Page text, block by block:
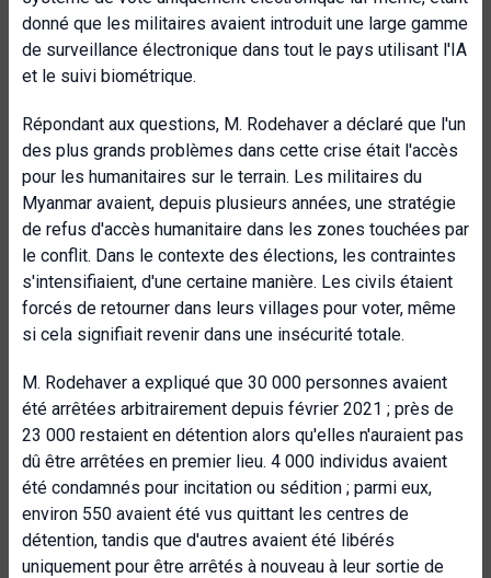
donné que les militaires avaient introduit une large gamme
de surveillance électronique dans tout le pays utilisant l'IA
et le suivi biométrique.
Répondant aux questions, M. Rodehaver a déclaré que l'un
des plus grands problèmes dans cette crise était l'accès
pour les humanitaires sur le terrain. Les militaires du
Myanmar avaient, depuis plusieurs années, une stratégie
de refus d'accès humanitaire dans les zones touchées par
le conflit. Dans le contexte des élections, les contraintes
s'intensifiaient, d'une certaine manière. Les civils étaient
forcés de retourner dans leurs villages pour voter, même
si cela signifiait revenir dans une insécurité totale.
M. Rodehaver a expliqué que 30 000 personnes avaient
été arrêtées arbitrairement depuis février 2021 ; près de
23 000 restaient en détention alors qu'elles n'auraient pas
dû être arrêtées en premier lieu. 4 000 individus avaient
été condamnés pour incitation ou sédition ; parmi eux,
environ 550 avaient été vus quittant les centres de
détention, tandis que d'autres avaient été libérés
uniquement pour être arrêtés à nouveau à leur sortie de